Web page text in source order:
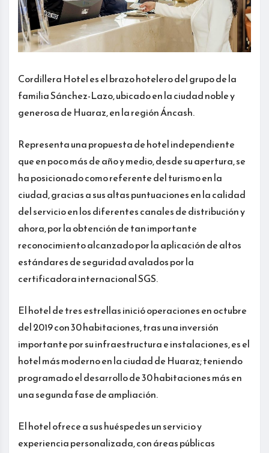
Cordillera Hotel es el brazo hotelero del grupo de la
familia Sánchez-Lazo, ubicado en la ciudad noble y
generosa de Huaraz, en la región Áncash.
Representa una propuesta de hotel independiente
que en poco más de año y medio, desde su apertura, se
ha posicionado como referente del turismo en la
ciudad, gracias a sus altas puntuaciones en la calidad
del servicio en los diferentes canales de distribución y
ahora, por la obtención de tan importante
reconocimiento alcanzado por la aplicación de altos
estándares de seguridad avalados por la
certificadora internacional SGS.
El hotel de tres estrellas inició operaciones en octubre
del 2019 con 30 habitaciones, tras una inversión
importante por su infraestructura e instalaciones, es el
hotel más moderno en la ciudad de Huaraz; teniendo
programado el desarrollo de 30 habitaciones más en
una segunda fase de ampliación.
El hotel ofrece a sus huéspedes un servicio y
experiencia personalizada, con áreas públicas